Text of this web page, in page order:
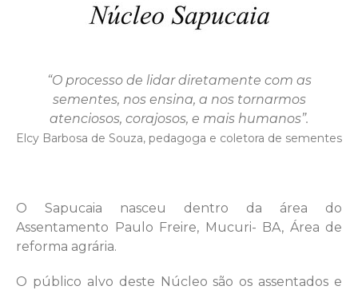
“O processo de lidar diretamente com as
sementes, nos ensina, a nos tornarmos
atenciosos, corajosos, e mais humanos”.
Elcy Barbosa de Souza, pedagoga e coletora de sementes
O Sapucaia nasceu dentro da área do
Assentamento Paulo Freire, Mucuri- BA, Área de
reforma agrária.
O público alvo deste Núcleo são os assentados e